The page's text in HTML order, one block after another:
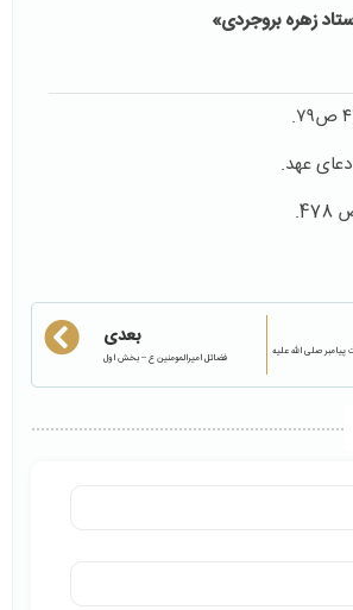
زهره بروجردی»
دعای عهد.
پیامبر صلی الله علیه
بعدی
فضائل امیرالمومنین ع – بخش اول